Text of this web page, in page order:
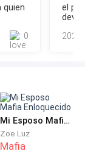
el rostro
siempre
maldita
ninguna señal de
quien
0
el
Mi Esposo Mafia Enloquecido
Zoe Luz
Mafia